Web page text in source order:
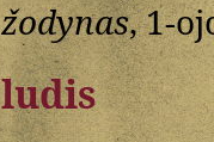
žodynas, 1-
ludis